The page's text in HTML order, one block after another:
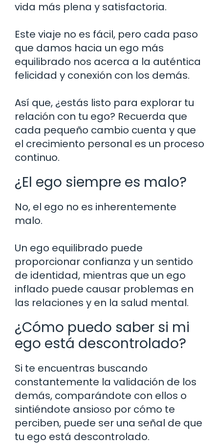
vida más plena y satisfactoria.
Este viaje no es fácil, pero cada paso
que damos hacia un ego más
equilibrado nos acerca a la auténtica
felicidad y conexión con los demás.
Así que, ¿estás listo para explorar tu
relación con tu ego? Recuerda que
cada pequeño cambio cuenta y que
el crecimiento personal es un proceso
continuo.
¿El ego siempre es malo?
No, el ego no es inherentemente
malo.
Un ego equilibrado puede
proporcionar confianza y un sentido
de identidad, mientras que un ego
inflado puede causar problemas en
las relaciones y en la salud mental.
¿Cómo puedo saber si mi
ego está descontrolado?
Si te encuentras buscando
constantemente la validación de los
demás, comparándote con ellos o
sintiéndote ansioso por cómo te
perciben, puede ser una señal de que
tu ego está descontrolado.